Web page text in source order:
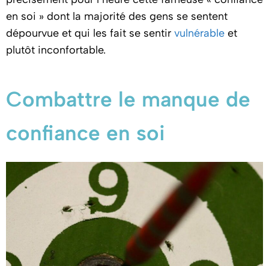
en soi » dont la majorité des gens se sentent
dépourvue et qui les fait se sentir vulnérable et
plutôt inconfortable.
Combattre le manque de
confiance en soi